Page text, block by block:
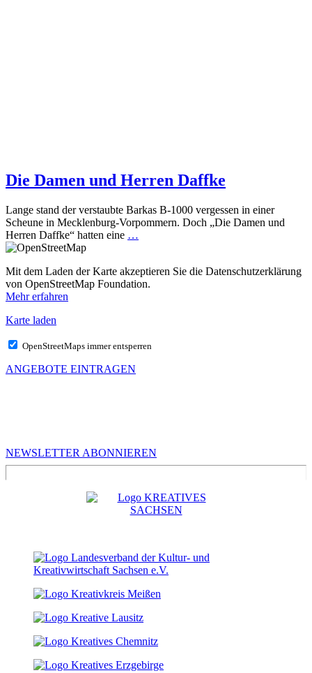
Die Damen und Herren Daffke
Lange stand der verstaubte Barkas B-1000 vergessen in einer
Scheune in Mecklenburg-Vorpommern. Doch „Die Damen und
Herren Daffke“ hatten eine …
Mit dem Laden der Karte akzeptieren Sie die Datenschutzerklärung
von OpenStreetMap Foundation.
Mehr erfahren
Karte laden
OpenStreetMaps immer entsperren
ANGEBOTE EINTRAGEN
NEWSLETTER ABONNIEREN